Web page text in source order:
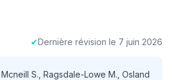
✔Dernière révision le 7 juin 2026
S., Ragsdale-Lowe M., Osland